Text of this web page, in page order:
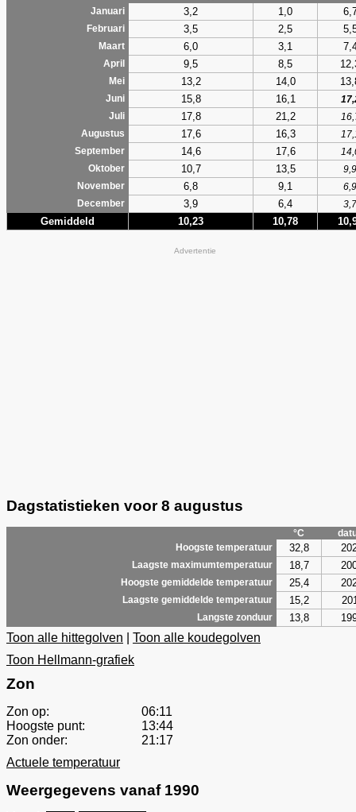
Januari
3,2 1,0
Februari 3,5 2,5
Maart 6,0 3,1
April 9,5 8,5
Mei 13,2 14,0
Juni 15,8 16,1
Juli
17,8 21,2
Augustus
17,6 16,3
September
14,6 17,6
Oktober
10,7 13,5
9,9
November
6,8 9,1
6,9
December
3,9 6,4 3,7
Gemiddeld 10,23 10,78
Advertentie
Dagstatistieken voor 8 augustus
°C
Hoogste temperatuur
32,8
Laagste maximumtemperatuur 18,7
Hoogste gemiddelde temperatuur 25,4
Laagste gemiddelde temperatuur 15,2
Langste zonduur 13,8
Toon alle hittegolven
Toon alle koudegolven
Toon Hellmann-grafiek
Zon
Zon op:
06:11
Hoogste punt:
13:44
Zon onder:
21:17
Actuele temperatuur
Weergegevens vanaf 1990